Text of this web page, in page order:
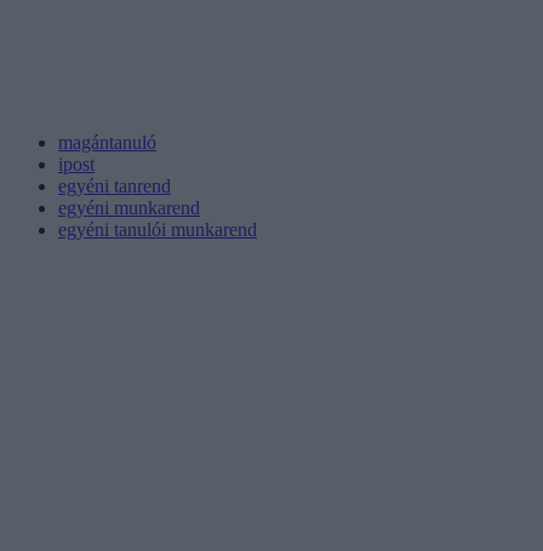
magántanuló
ipost
egyéni tanrend
egyéni munkarend
egyéni tanulói munkarend